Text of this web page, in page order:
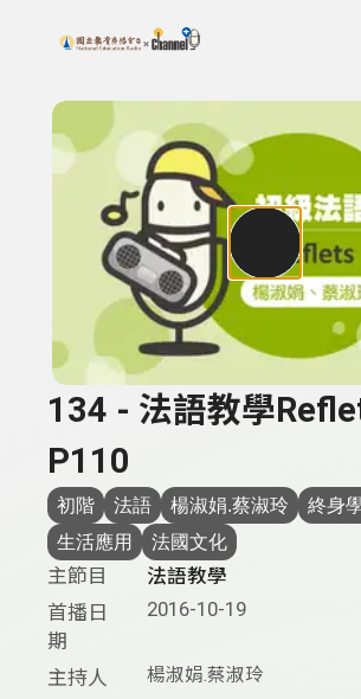
上方功能區塊
搜尋關鍵字：可輸入節目名稱、主持
134 - 法語教學
P110
初階 法語 楊淑娟.蔡淑玲
終身
生活應用
法國文化
主節目
法語教學
首播日
期
2016-10-19
主持人 楊淑娟.蔡淑玲